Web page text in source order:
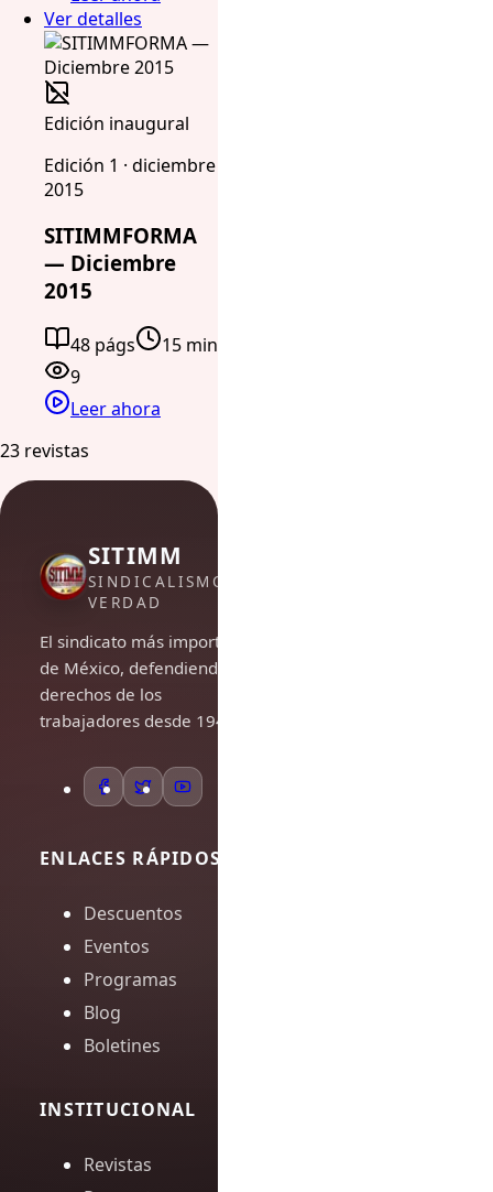
Ver detalles
Edición inaugural
Edición 1 · diciembre
2015
SITIMMFORMA
— Diciembre
2015
48 págs
15 min
9
Leer ahora
23 revistas
SITIMM
SINDICALISMO DE
VERDAD
El sindicato más importante
de México, defendiendo los
derechos de los
trabajadores desde 1948.
ENLACES RÁPIDOS
Descuentos
Eventos
Programas
Blog
Boletines
INSTITUCIONAL
Revistas